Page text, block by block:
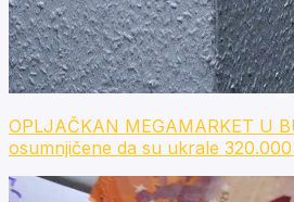
OPLJAČKAN MEGAMARKET U
osumnjičene da su ukrale